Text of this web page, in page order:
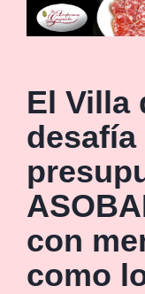
El Villa
desafía
con
como